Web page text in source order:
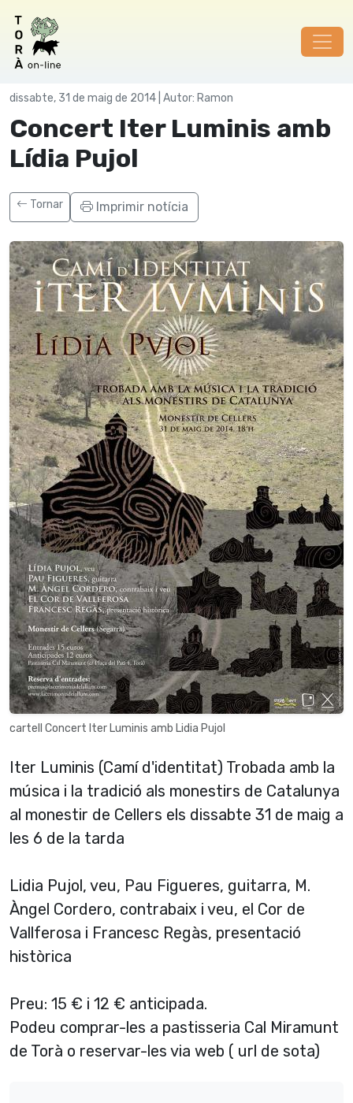
dissabte, 31 de maig de 2014 | Autor: Ramon
Concert Iter Luminis amb
Lídia Pujol
Tornar Imprimir notícia
cartell Concert Iter Luminis amb Lidia Pujol
Iter Luminis (Camí d'identitat) Trobada amb la
música i la tradició als monestirs de Catalunya
al monestir de Cellers els dissabte 31 de maig a
les 6 de la tarda
Lidia Pujol, veu, Pau Figueres, guitarra, M.
Àngel Cordero, contrabaix i veu, el Cor de
Vallferosa i Francesc Regàs, presentació
històrica
Preu: 15 € i 12 € anticipada.
Podeu comprar-les a pastisseria Cal Miramunt
de Torà o reservar-les via web ( url de sota)